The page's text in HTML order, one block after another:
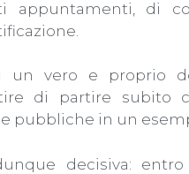
appuntamenti, di
un vero e proprio
di partire subito
pubbliche in un
decisiva: